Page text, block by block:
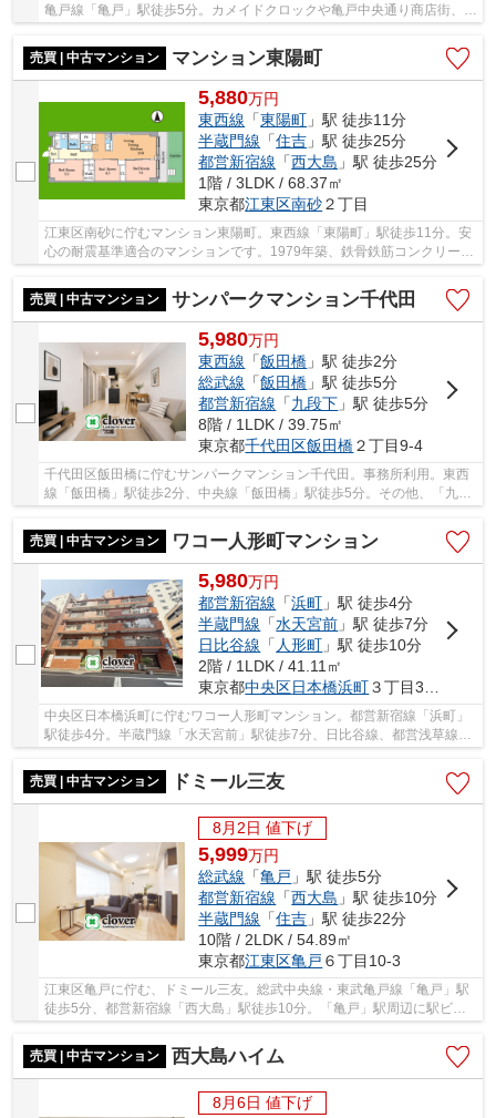
亀戸線「亀戸」駅徒歩5分。カメイドクロックや亀戸中央通り商店街、亀
売買 | 中古マンション
マンション東陽町
5,880万円
東西線 「東陽町 」駅 徒歩11分
半蔵門線 「住吉 」駅 徒歩25分
都営新宿線 「西大島 」駅 徒歩25分
1階 / 3LDK / 68.37㎡
東京都江東区南砂２丁目
江東区南砂に佇むマンション東陽町。東西線「東陽町」駅徒歩11分。安
心の耐震基準適合のマンションです。1979年築、鉄骨鉄筋コンクリート
造11階建、総戸数193世帯、施工は長谷川工務店...
売買 | 中古マンション
サンパークマンション千代田
5,980万円
東西線 「飯田橋 」駅 徒歩2分
総武線 「飯田橋 」駅 徒歩5分
都営新宿線 「九段下 」駅 徒歩5分
8階 / 1LDK / 39.75㎡
東京都千代田区飯田橋２丁目9-4
千代田区飯田橋に佇むサンパークマンション千代田。事務所利用。東西
線「飯田橋」駅徒歩2分、中央線「飯田橋」駅徒歩5分。その他、「九段
下」駅へ徒歩5分、「水道橋」駅へ徒歩8分と複...
売買 | 中古マンション
ワコー人形町マンション
5,980万円
都営新宿線 「浜町 」駅 徒歩4分
半蔵門線 「水天宮前 」駅 徒歩7分
日比谷線 「 人形町 」駅 徒歩10分
2階 / 1LDK / 41.11㎡
東京都中央区日本橋浜町３丁目30-4
中央区日本橋浜町に佇むワコー人形町マンション。都営新宿線「浜町」
駅徒歩4分。半蔵門線「水天宮前」駅徒歩7分、日比谷線、都営浅草線
「人形町」駅徒歩10分と複数路線利用可能。1980...
売買 | 中古マンション
ドミール三友
8月2日 値下げ
5,999万円
総武線 「亀戸 」駅 徒歩5分
都営新宿線 「西大島 」駅 徒歩10分
半蔵門線 「住吉 」駅 徒歩22分
10階 / 2LDK / 54.89㎡
東京都江東区亀戸 ６丁目10-3
江東区亀戸に佇む、ドミール三友。総武中央線・東武亀戸線「亀戸」駅
徒歩5分、都営新宿線「西大島」駅徒歩10分。「亀戸」駅周辺に駅ビル
売買 | 中古マンション
西大島ハイム
8月6日 値下げ